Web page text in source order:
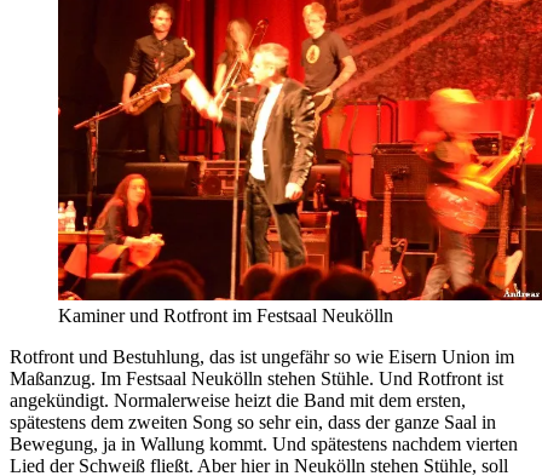
Kaminer und Rotfront im Festsaal Neukölln
Rotfront und Bestuhlung, das ist ungefähr so wie Eisern Union im
Maßanzug. Im Festsaal Neukölln stehen Stühle. Und Rotfront ist
angekündigt. Normalerweise heizt die Band mit dem ersten,
spätestens dem zweiten Song so sehr ein, dass der ganze Saal in
Bewegung, ja in Wallung kommt. Und spätestens nachdem vierten
Lied der Schweiß fließt. Aber hier in Neukölln stehen Stühle, soll